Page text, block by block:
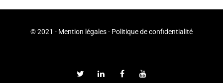
© 2021 - Mention légales- Politique de confidentialité